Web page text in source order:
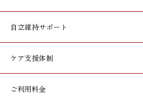
自立維持サポート
ケア支援体制
ご利用料金